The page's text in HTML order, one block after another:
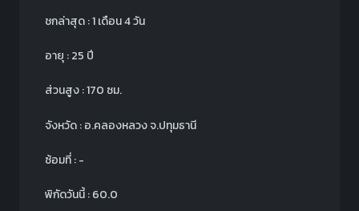
ชกล่าสุด : 1 เดือน 4 วัน
อายุ : 25 ปี
ส่วนสูง : 170 ซม.
จังหวัด : อ.คลองหลวง จ.ปทุมธานี
ซ้อมที่ : -
พิกัดวันนี้ : 60.0